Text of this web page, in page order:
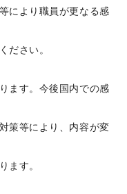
り職員が更なる感
い。
す。今後国内での感
等により、内容が変
す。